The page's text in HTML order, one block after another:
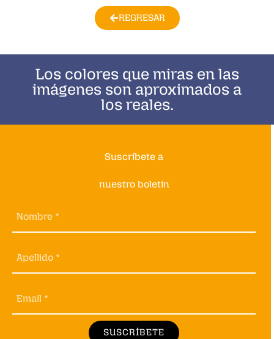
REGRESAR
Los colores que miras en las
imágenes son aproximados a
los reales.
Suscríbete a
nuestro boletín
Nombre *
Apellido *
Email *
SUSCRÍBETE